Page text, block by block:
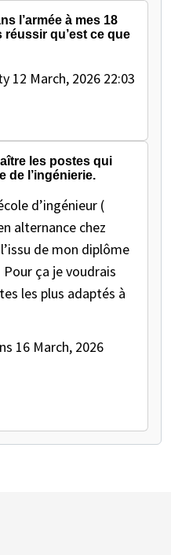
l’armée à mes 18
réussir qu’est ce que
12 March, 2026 22:03
les postes qui
de l’ingénierie.
d’ingénieur (
alternance chez
de mon diplôme
Pour ça je voudrais
les plus adaptés à
16 March, 2026